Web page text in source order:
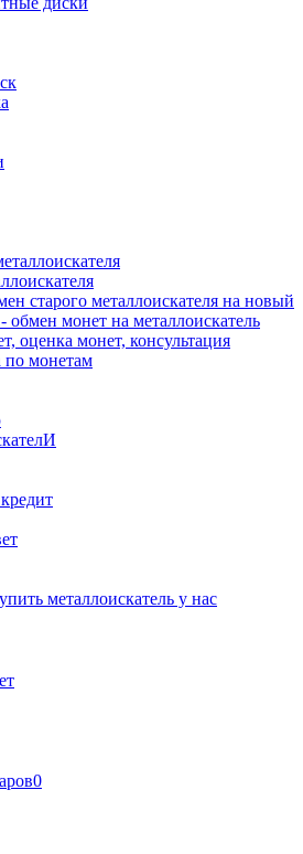
старого металлоискателя на новый
обмен монет на металлоискатель
оценка монет, консультация
по монетам
металлоискатель у нас
0